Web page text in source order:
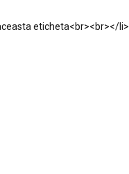
eticheta<br><br></li>